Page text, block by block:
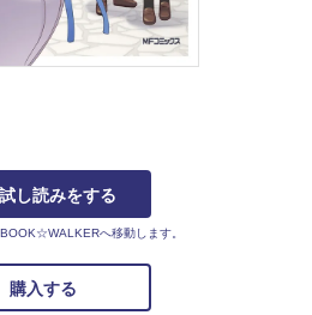
試し読みをする
へ移動します。
購入する